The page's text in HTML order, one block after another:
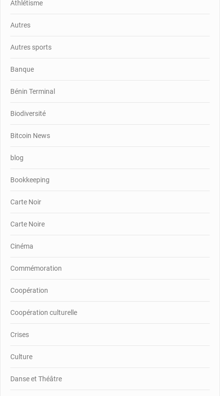
Athlétisme
Autres
Autres sports
Banque
Bénin Terminal
Biodiversité
Bitcoin News
blog
Bookkeeping
Carte Noir
Carte Noire
Cinéma
Commémoration
Coopération
Coopération culturelle
Crises
Culture
Danse et Théâtre